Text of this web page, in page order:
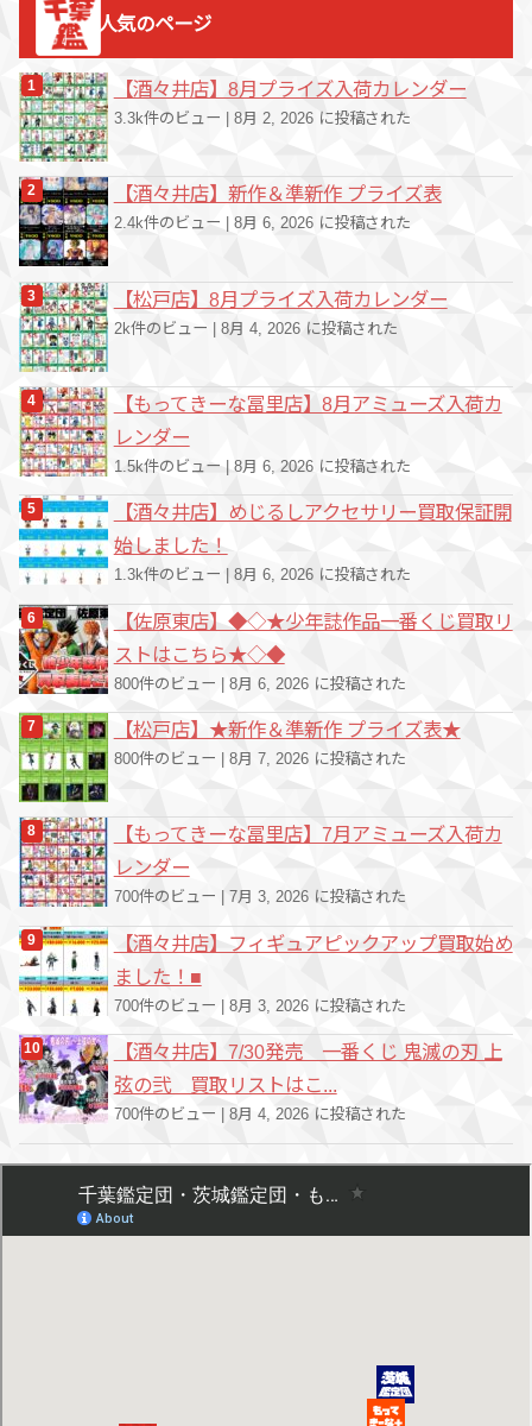
人気のページ
【酒々井店】8月プライズ入荷カレンダー
3.3k件のビュー 8月 2, 2026 に投稿された
【酒々井店】新作＆準新作 プライズ表
2.4k件のビュー 8月 6, 2026 に投稿された
【松戸店】8月プライズ入荷カレンダー
2k件のビュー | 8月 4, 2026 に投稿された
【もってきーな冨里店】8月アミューズ入荷カ
レンダー
1.5k件のビュー 8月 6, 2026 に投稿された
【酒々井店】めじるしアクセサリー買取保証開
始しました！
1.3k件のビュー 8月 6, 2026 に投稿された
【佐原東店】◆◇★少年誌作品一番くじ買取リ
ストはこちら★◇◆
800件のビュー 8月 6, 2026 に投稿された
【松戸店】★新作＆準新作 プライズ表★
800件のビュー 8月 7, 2026 に投稿された
【もってきーな冨里店】7月アミューズ入荷カ
レンダー
700件のビュー 7月 3, 2026 に投稿された
【酒々井店】フィギュアピックアップ買取始め
ました！■
700件のビュー 8月 3, 2026 に投稿された
【酒々井店】7/30発売 一番くじ 鬼滅の刃 上
弦の弐 買取リストはこ...
700件のビュー 8月 4, 2026 に投稿された